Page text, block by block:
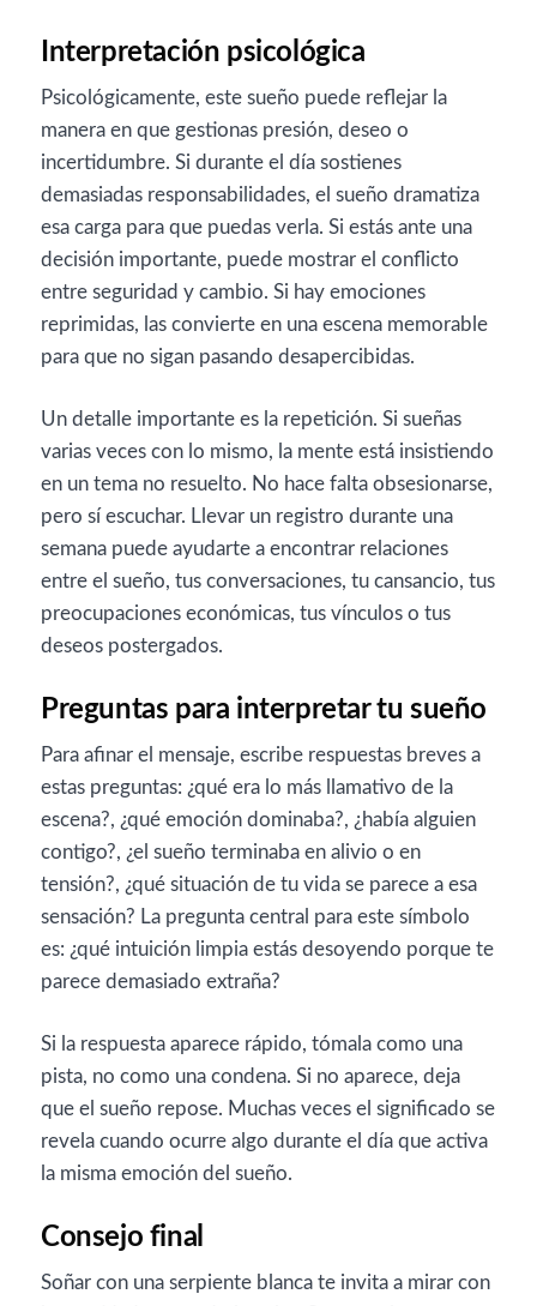
Interpretación psicológica
Psicológicamente, este sueño puede reflejar la
manera en que gestionas presión, deseo o
incertidumbre. Si durante el día sostienes
demasiadas responsabilidades, el sueño dramatiza
esa carga para que puedas verla. Si estás ante una
decisión importante, puede mostrar el conflicto
entre seguridad y cambio. Si hay emociones
reprimidas, las convierte en una escena memorable
para que no sigan pasando desapercibidas.
Un detalle importante es la repetición. Si sueñas
varias veces con lo mismo, la mente está insistiendo
en un tema no resuelto. No hace falta obsesionarse,
pero sí escuchar. Llevar un registro durante una
semana puede ayudarte a encontrar relaciones
entre el sueño, tus conversaciones, tu cansancio, tus
preocupaciones económicas, tus vínculos o tus
deseos postergados.
Preguntas para interpretar tu sueño
Para afinar el mensaje, escribe respuestas breves a
estas preguntas: ¿qué era lo más llamativo de la
escena?, ¿qué emoción dominaba?, ¿había alguien
contigo?, ¿el sueño terminaba en alivio o en
tensión?, ¿qué situación de tu vida se parece a esa
sensación? La pregunta central para este símbolo
es: ¿qué intuición limpia estás desoyendo porque te
parece demasiado extraña?
Si la respuesta aparece rápido, tómala como una
pista, no como una condena. Si no aparece, deja
que el sueño repose. Muchas veces el significado se
revela cuando ocurre algo durante el día que activa
la misma emoción del sueño.
Consejo final
Soñar con una serpiente blanca te invita a mirar con